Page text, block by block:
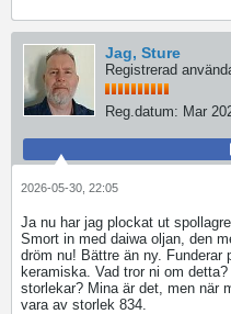
Jag, Sture
Registrerad
Reg.datum: Mar
2026-05-30, 22:05
Ja nu har jag plockat ut
Smort in med daiwa oljan, den
dröm nu! Bättre än ny.
keramiska. Vad tror ni om
storlekar? Mina är det, men när
vara av storlek 834.